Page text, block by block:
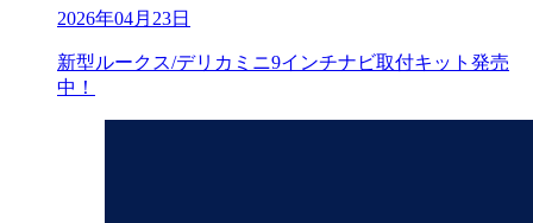
2026年04月23日
新型ルークス/デリカミニ9インチナビ取付キット発売
中！